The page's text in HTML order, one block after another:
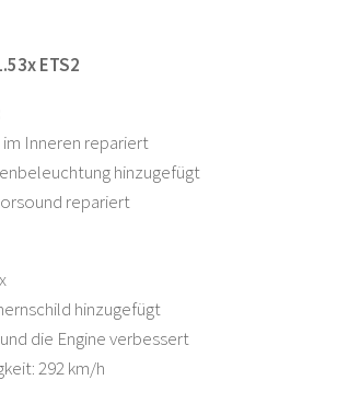
ETS2
Inneren repariert
hinzugefügt
repariert
hinzugefügt
die Engine verbessert
292 km/h